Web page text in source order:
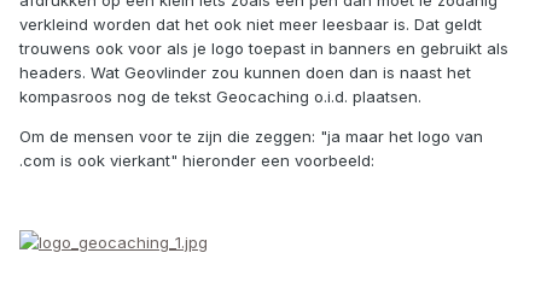
verkleind worden dat het ook niet meer leesbaar is. Dat geldt
trouwens ook voor als je logo toepast in banners en gebruikt als
headers. Wat Geovlinder zou kunnen doen dan is naast het
kompasroos nog de tekst Geocaching o.i.d. plaatsen.
Om de mensen voor te zijn die zeggen: "ja maar het logo van
.com is ook vierkant" hieronder een voorbeeld: